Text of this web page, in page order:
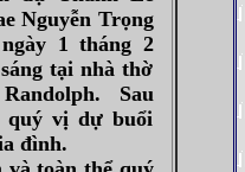
Nguyễn Trọng
1 tháng 2
tại nhà thờ
Sau
quý vị dự buổi
đình.